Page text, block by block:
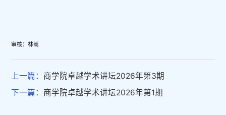
审核：林嵩
上一篇： 商学院卓越学术讲坛2026年第3期
下一篇： 商学院卓越学术讲坛2026年第1期